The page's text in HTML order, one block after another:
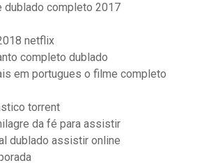
dublado completo 2017
netflix
completo dublado
em portugues o filme completo
torrent
da fé para assistir
dublado assistir online